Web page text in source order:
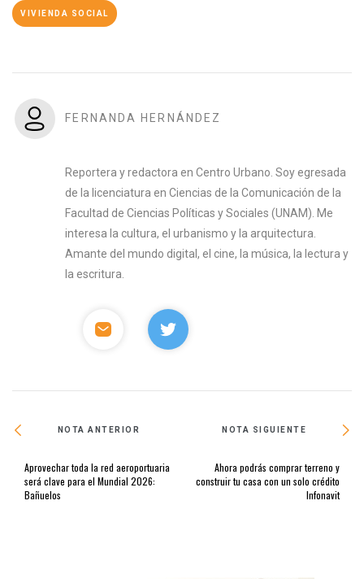
VIVIENDA SOCIAL
FERNANDA HERNÁNDEZ
Reportera y redactora en Centro Urbano. Soy egresada
de la licenciatura en Ciencias de la Comunicación de la
Facultad de Ciencias Políticas y Sociales (UNAM). Me
interesa la cultura, el urbanismo y la arquitectura.
Amante del mundo digital, el cine, la música, la lectura y
la escritura.
NOTA ANTERIOR
Aprovechar toda la red aeroportuaria
será clave para el Mundial 2026:
Bañuelos
NOTA SIGUIENTE
Ahora podrás comprar terreno y
construir tu casa con un solo crédito
Infonavit